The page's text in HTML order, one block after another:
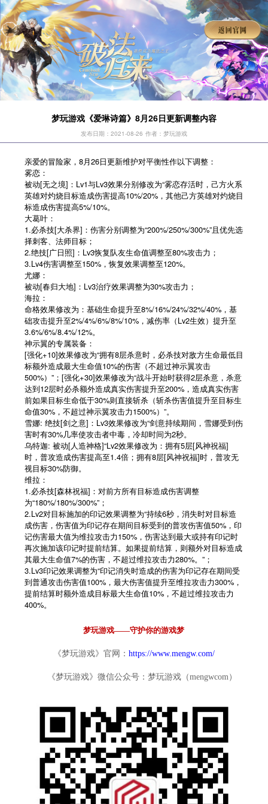
梦玩游戏《爱琳诗篇》8月26日更新调整内容
发布日期：2021-08-26 作者：梦玩游戏
亲爱的冒险家，8月26日更新维护对平衡性作以下调整：
雾恋：
被动[无之境]：Lv1与Lv3效果分别修改为“雾恋存活时，己方火系
英雄对灼烧目标造成伤害提高10%/20%，其他己方英雄对灼烧目
标造成伤害提高5%/10%。
大葛叶：
1.必杀技[大杀界]：伤害分别调整为“200%/250%/300%”且优先选
择刺客、法师目标；
2.绝技[广日照]：Lv3恢复队友生命值调整至80%攻击力；
3.Lv4伤害调整至150%，恢复效果调整至120%。
尤娜：
被动[春归大地]：Lv3治疗效果调整为30%攻击力；
海拉：
命格效果修改为：基础生命提升至8%/16%/24%/32%/40%，基
础攻击提升至2%/4%/6%/8%/10%，减伤率（Lv2生效）提升至
3.6%/6%/8.4%/12%。
神示翼的专属装备：
[强化+10]效果修改为“拥有8层杀意时，必杀技对敌方生命最低目
标额外造成最大生命值10%的伤害（不超过神示翼攻击
500%）”；[强化+30]效果修改为“战斗开始时获得2层杀意，杀意
达到12层时必杀额外造成真实伤害提升至200%，造成真实伤害
前如果目标生命低于30%则直接斩杀（斩杀伤害值提升至目标生
命值30%，不超过神示翼攻击力1500%）”。
雪娜: 绝技[剑之意]：Lv3效果修改为“剑意持续期间，雪娜受到伤
害时有30%几率使攻击者中毒，冷却时间为2秒。
乌特迦: 被动[人造神格]“Lv2效果修改为：拥有5层[风神祝福]
时，普攻造成伤害提高至1.4倍；拥有8层[风神祝福]时，普攻无
视目标30%防御。
维拉：
1.必杀技[森林祝福]：对前方所有目标造成伤害调整
为“180%/180%/300%”；
2.Lv2对目标施加的印记效果调整为“持续6秒，消失时对目标造
成伤害，伤害值为印记存在期间目标受到的普攻伤害值50%，印
记伤害最大值为维拉攻击力150%，伤害达到最大或持有印记时
再次施加该印记时提前结算。如果提前结算，则额外对目标造成
其最大生命值7%的伤害，不超过维拉攻击力280%。”；
3.Lv3印记效果调整为“印记消失时造成的伤害为印记存在期间受
到普通攻击伤害值100%，最大伤害值提升至维拉攻击力300%，
提前结算时额外造成目标最大生命值10%，不超过维拉攻击力
400%。
梦玩游戏——守护你的游戏梦
《梦玩游戏》官网： https://www.mengw.com/
《梦玩游戏》微信公众号：梦玩游戏（mengwcom）